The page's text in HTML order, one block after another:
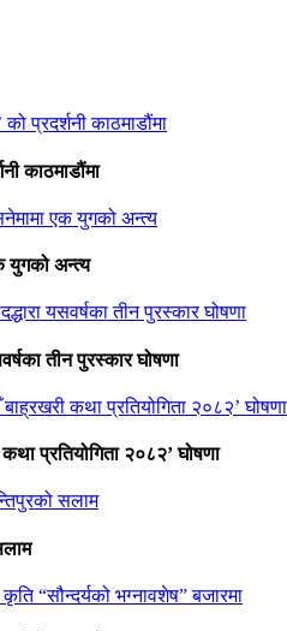
काठमाडौंमा
युगको अन्त्य
तीन पुरस्कार घोषणा
कथा प्रतियोगिता २०८२’ घोषणा